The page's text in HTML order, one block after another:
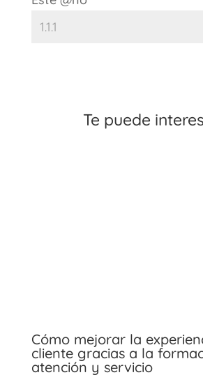
Te puede
Cómo mejorar la
cliente gracias a la
atención y servicio